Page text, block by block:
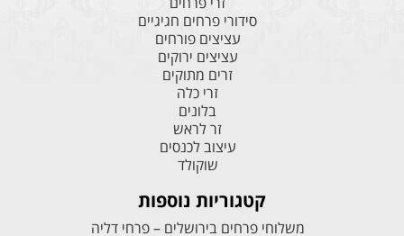
סידורי פרחים חגיגיים
עציצים פורחים
עציצים ירוקים
זרים מתוקים
זרי כלה
בלונים
זר לראש
עיצוב לכנסים
שוקולד
קטגוריות נוספות
משלוחי פרחים בירושלים – פרחי דליה